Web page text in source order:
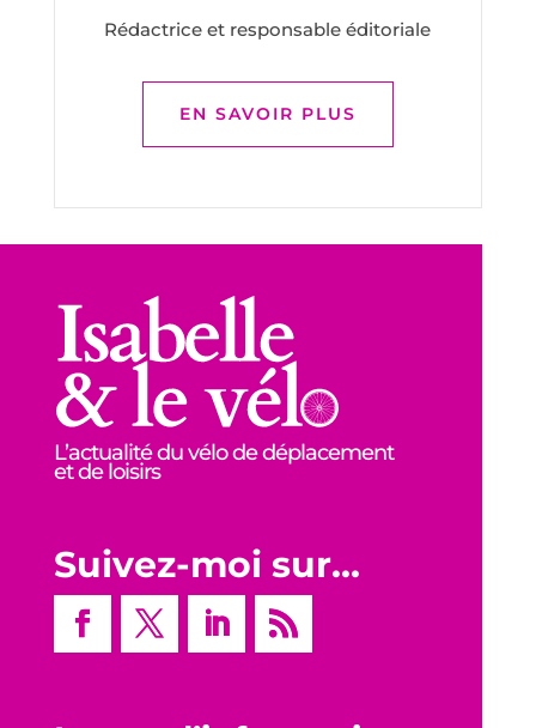
Rédactrice et responsable éditoriale
EN SAVOIR PLUS
L’actualité du vélo de déplacement
et de loisirs
Suivez-moi sur…